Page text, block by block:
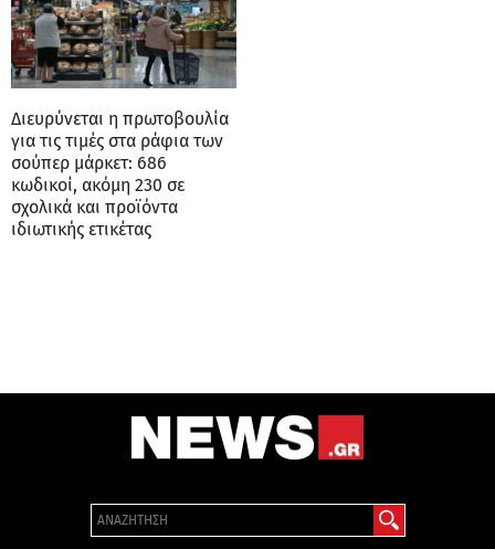
Διευρύνεται η πρωτοβουλία
για τις τιμές στα ράφια των
σούπερ μάρκετ: 686
κωδικοί, ακόμη 230 σε
σχολικά και προϊόντα
ιδιωτικής ετικέτας